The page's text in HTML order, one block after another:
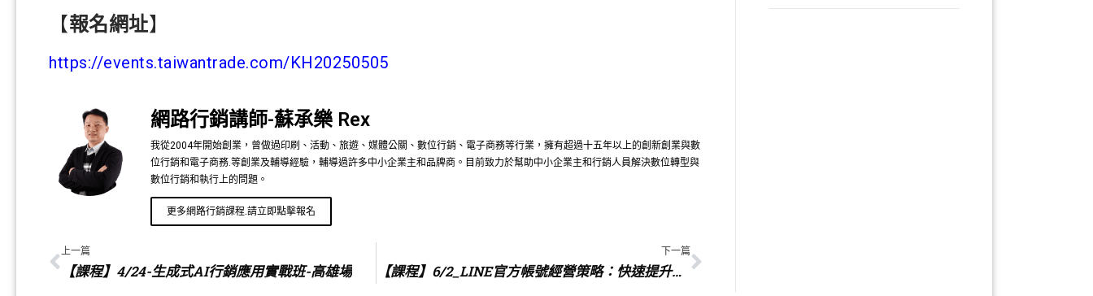
【報名網址】
https://events.taiwantrade.com/KH20250505
網路行銷講師-蘇承樂 Rex
我從2004年開始創業，曾做過印刷、活動、旅遊、媒體公關、數位行銷、電子商務等行業，擁有超過十五年以上的創新創業與數
位行銷和電子商務.等創業及輔導經驗，輔導過許多中小企業主和品牌商。目前致力於幫助中小企業主和行銷人員解決數位轉型與
數位行銷和執行上的問題。
更多網路行銷課程.請立即點擊報名
上一篇
【課程】4/24-生成式AI行銷應用實戰班-高雄場
下一篇
【課程】6/2_LINE官方帳號經營策略：快速提升品牌參與與轉化-台中班